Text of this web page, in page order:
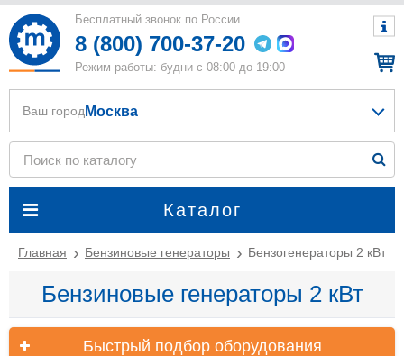
Бесплатный звонок по России
8 (800) 700-37-20
Режим работы: будни с 08:00 до 19:00
Каталог
Ваш город Москва
Главная Бензиновые генераторы Бензогенераторы 2 кВт
Бензиновые генераторы 2 кВт
Быстрый подбор оборудования